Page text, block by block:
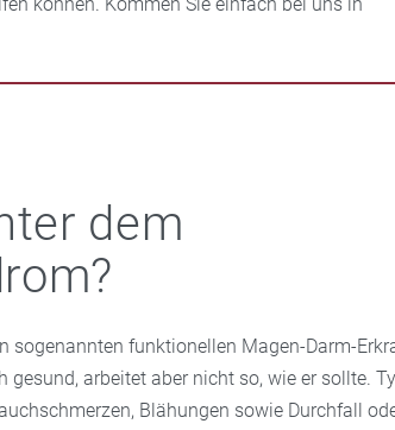
dem
sogenannten funktionellen Magen-Darm-
gesund, arbeitet aber nicht so, wie er sollte.
Blähungen sowie Durchfall